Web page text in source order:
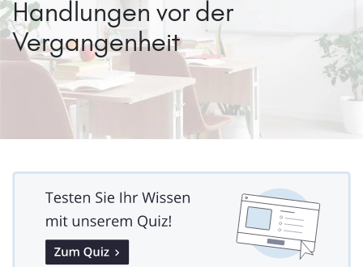
Handlungen vor der
Vergangenheit